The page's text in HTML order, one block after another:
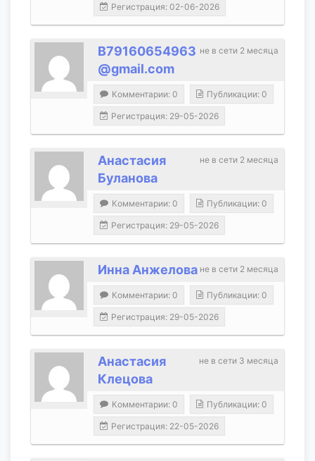
Регистрация: 02-06-2026
не в сети 2 месяца
B79160654963
@gmail.com
Комментарии: 0 Публикации: 0
Регистрация: 29-05-2026
не в сети 2 месяца
Анастасия
Буланова
Комментарии: 0 Публикации: 0
Регистрация: 29-05-2026
не в сети 2 месяца
Инна Анжелова
Комментарии: 0 Публикации: 0
Регистрация: 29-05-2026
не в сети 3 месяца
Анастасия
Клецова
Комментарии: 0 Публикации: 0
Регистрация: 22-05-2026